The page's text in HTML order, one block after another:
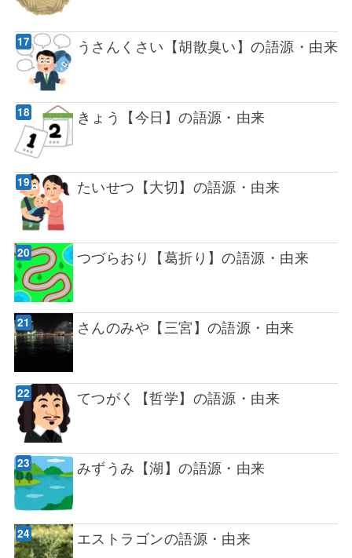
うさんくさい【胡散臭い】の語源・由来
きょう【今日】の語源・由来
たいせつ【大切】の語源・由来
つづらおり【葛折り】の語源・由来
さんのみや【三宮】の語源・由来
てつがく【哲学】の語源・由来
みずうみ【湖】の語源・由来
エストラゴンの語源・由来